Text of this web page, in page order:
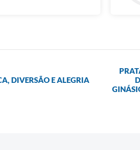
DIVERSÃO E ALEGRIA